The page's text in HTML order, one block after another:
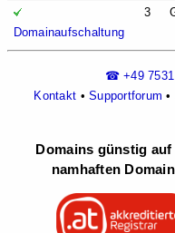
Domainaufschaltung
3
☎ +49 7531
Kontakt •Supportforum •
Domains günstig
namhaften